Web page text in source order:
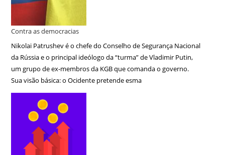
Contra as democracias
Nikolai Patrushev é o chefe do Conselho de Segurança Nacional
da Rússia e o principal ideólogo da “turma” de Vladimir Putin,
um grupo de ex-membros da KGB que comanda o governo.
Sua visão básica: o Ocidente pretende esma